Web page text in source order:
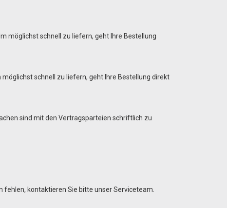
möglichst schnell zu liefern, geht Ihre Bestellung
schnell zu liefern, geht Ihre Bestellung direkt
sind mit den Vertragsparteien schriftlich zu
fehlen, kontaktieren Sie bitte unser Serviceteam.